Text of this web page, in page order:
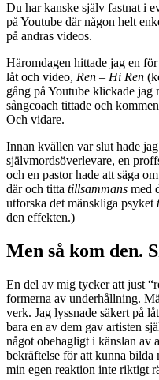
Du har kanske själv fastnat i
på Youtube där någon helt
på andras videos.
Häromdagen hittade jag en
låt och video, Ren – Hi Ren
gång på Youtube klickade
sångcoach tittade och
Och vidare.
Innan kvällen var slut hade
självmordsöverlevare, en
och en pastor hade att säga
där och titta tillsammans med
utforska det mänskliga psyket
den effekten.)
Men så kom den.
En del av mig tycker att just
formerna av underhållning.
verk. Jag lyssnade säkert på
bara en av dem gav artisten
något obehagligt i känslan av
bekräftelse för att kunna
min egen reaktion inte riktigt